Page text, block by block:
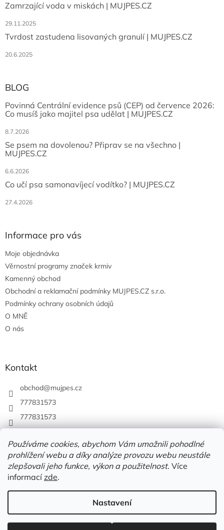
Používáme cookies, abychom Vám umožnili pohodlné
prohlížení webu a díky analýze provozu webu neustále
zlepšovali jeho funkce, výkon a použitelnost. Více
informacízde.
Nastavení
Zamrzající voda v miskách | MUJPES.CZ
29.11.2025
Tvrdost zastudena lisovaných granulí | MUJPES.CZ
20.6.2025
BLOG
Povinná Centrální evidence psů (CEP) od července 2026:
Co musíš jako majitel psa udělat | MUJPES.CZ
8.7.2026
Se psem na dovolenou? Připrav se na všechno |
MUJPES.CZ
6.6.2026
Co učí psa samonavíjecí vodítko? | MUJPES.CZ
27.4.2026
Informace pro vás
Moje objednávka
Věrnostní programy značek krmiv
Kamenný obchod
Obchodní a reklamační podmínky MUJPES.CZ s.r.o.
Podmínky ochrany osobních údajů
O MNĚ
O nás
Kontakt
obchod@mujpes.cz
777831573
777831573
Vytvořil Shoptet